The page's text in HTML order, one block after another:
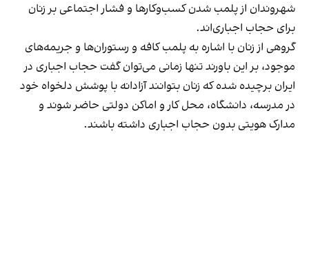
شهروندان از پلمب شدن کسب‌وکارها و فشار اجتماعی بر زنان
برای حجاب اجباری‌اند.
گروهی از زنان با اشاره به پلمب کافه و رستوران‌ها و جریمه‌های
موجود، بر این باورند تنها زمانی می‌توان گفت حجاب اجباری در
ایران برچیده شده که زنان بتوانند آزادانه با پوشش دلخواه خود
در مدرسه، دانشگاه، محل کار و اماکن دولتی حاضر شوند و
مدارک هویتی بدون حجاب اجباری داشته باشند.